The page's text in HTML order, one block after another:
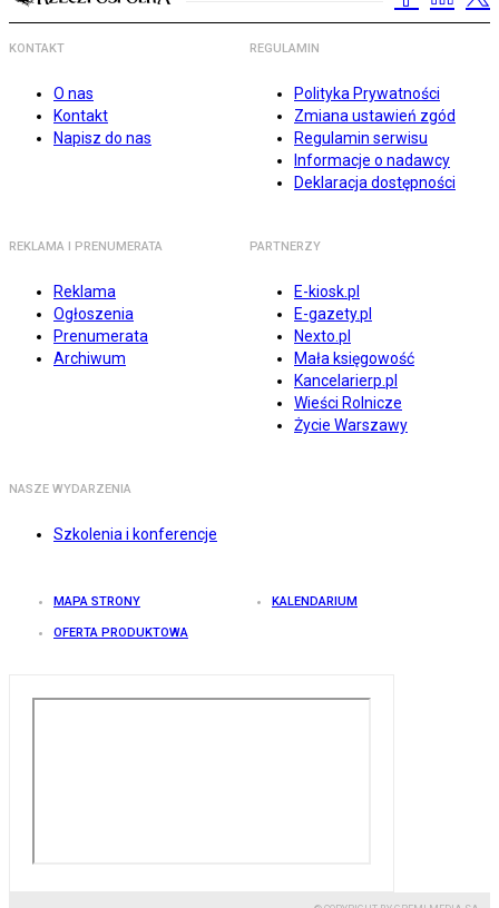
KONTAKT
O nas
Kontakt
Napisz do nas
REGULAMIN
Polityka Prywatności
Zmiana ustawień zgód
Regulamin serwisu
Informacje o nadawcy
Deklaracja dostępności
REKLAMA I PRENUMERATA
Reklama
Ogłoszenia
Prenumerata
Archiwum
PARTNERZY
E-kiosk.pl
E-gazety.pl
Nexto.pl
Mała księgowość
Kancelarierp.pl
Wieści Rolnicze
Życie Warszawy
NASZE WYDARZENIA
Szkolenia i konferencje
MAPA STRONY KALENDARIUM
OFERTA PRODUKTOWA